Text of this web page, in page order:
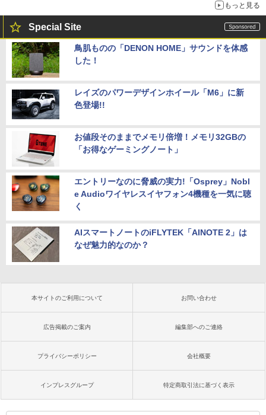
もっと見る
Special Site
鳥肌ものの「DENON HOME」サウンドを体感
した！
レイズのパワーデザインホイール「M6」に新
色登場!!
お値段そのままでメモリ倍増！メモリ32GBの
「お得なゲーミングノート」
エントリーなのに脅威の実力!「Osprey」Nobl
e Audioワイヤレスイヤフォン4機種を一気に聴
く
AIスマートノートのiFLYTEK「AINOTE 2」は
なぜ魅力的なのか？
本サイトのご利用について お問い合わせ
広告掲載のご案内 編集部へのご連絡
プライバシーポリシー 会社概要
インプレスグループ 特定商取引法に基づく表示